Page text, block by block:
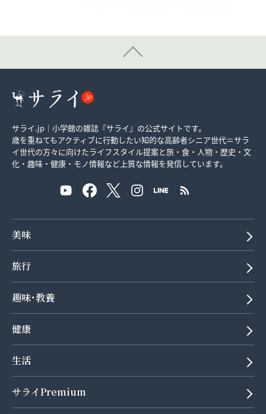
サライ.jp｜小学館の雑誌『サライ』の公式サイトです。
歳を重ねてもアクティブに行動したい知的な高齢者シニア世代＝サラ
イ世代の方々に向けたライフスタイル提案と旅・食・人物・歴史・文
化・趣味・健康・モノ情報など上質な情報を発信しています。
美味
旅行
趣味･教養
健康
生活
サライPremium